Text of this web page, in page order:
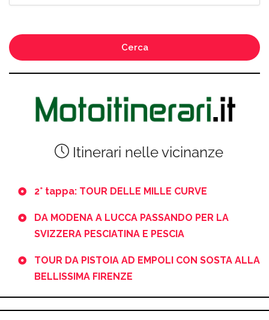
Cerca
Itinerari nelle vicinanze
2° tappa: TOUR DELLE MILLE CURVE
DA MODENA A LUCCA PASSANDO PER LA
SVIZZERA PESCIATINA E PESCIA
TOUR DA PISTOIA AD EMPOLI CON SOSTA ALLA
BELLISSIMA FIRENZE